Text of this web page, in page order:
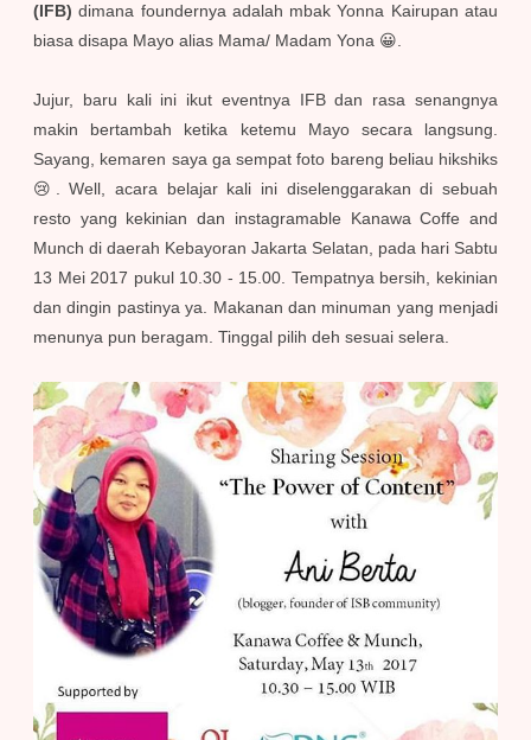
(IFB) dimana foundernya adalah mbak Yonna Kairupan atau
biasa disapa Mayo alias Mama/ Madam Yona 😀.
Jujur, baru kali ini ikut eventnya IFB dan rasa senangnya
makin bertambah ketika ketemu Mayo secara langsung.
Sayang, kemaren saya ga sempat foto bareng beliau hikshiks
😢. Well, acara belajar kali ini diselenggarakan di sebuah
resto yang kekinian dan instagramable Kanawa Coffe and
Munch di daerah Kebayoran Jakarta Selatan, pada hari Sabtu
13 Mei 2017 pukul 10.30 - 15.00. Tempatnya bersih, kekinian
dan dingin pastinya ya. Makanan dan minuman yang menjadi
menunya pun beragam. Tinggal pilih deh sesuai selera.